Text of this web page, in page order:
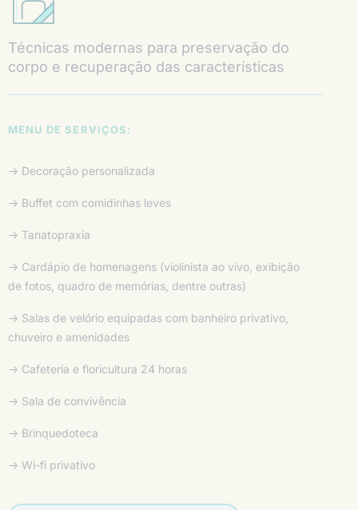
Técnicas modernas para preservação do
corpo e recuperação das características
MENU DE SERVIÇOS:
→ Decoração personalizada
→ Buffet com comidinhas leves
→ Tanatopraxia
→ Cardápio de homenagens (violinista ao vivo, exibição
de fotos, quadro de memórias, dentre outras)
→ Salas de velório equipadas com banheiro privativo,
chuveiro e amenidades
→ Cafeteria e floricultura 24 horas
→ Sala de convivência
→ Brinquedoteca
→ Wi-fi privativo